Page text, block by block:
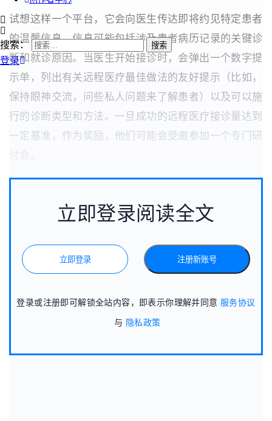
搜索：
登录
试想这样一个平台，它会向医生传达即将约见特定患者
的温馨信息。信息可能包括涉及患者病历记录的关键诊
断和就诊原因。当医生开始接诊时，会弹出一个数字提
示单，列出有关远程医疗最佳做法的友好提示（比如，
保持眼神交流，问些私人问题来了解患者）以及可以施
行的诊断类型和方法。一旦成功的远程医疗接诊量达到
一定基准，作为奖励，他们可能会受邀参加一个专门研
立即登录阅读全文
立即登录 注册新账号
登录或注册即可解锁全站内容，即表示你理解并同意 服务协议
与 隐私政策